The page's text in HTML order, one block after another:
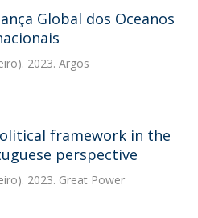
Global dos Oceanos
2023. Argos
framework in the
perspective
2023. Great Power